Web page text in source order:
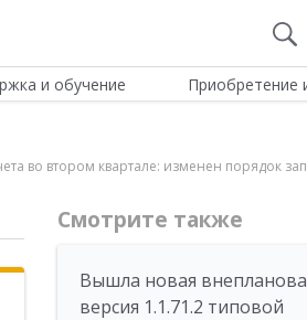
и обучение Приобретение
во втором квартале: изменен порядок
Смотрите также
Вышла новая
версия 1.1.71.2 типовой